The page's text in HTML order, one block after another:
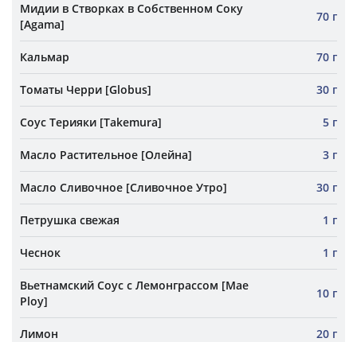
Мидии в Створках в Собственном Соку
[Agama]
70 г
Кальмар 70 г
Томаты Черри [Globus] 30 г
Соус Терияки [Takemura] 5 г
Масло Растительное [Олейна] 3 г
Масло Сливочное [Сливочное Утро] 30 г
Петрушка свежая 1 г
Чеснок 1 г
Вьетнамский Соус с Лемонграссом [Mae
Ploy]
10 г
Лимон 20 г